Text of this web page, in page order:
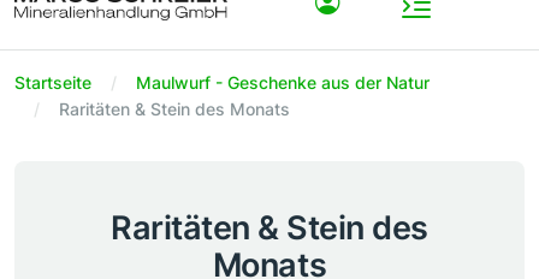
Startseite
Maulwurf - Geschenke aus der Natur
Raritäten & Stein des Monats
Raritäten & Stein des
Monats